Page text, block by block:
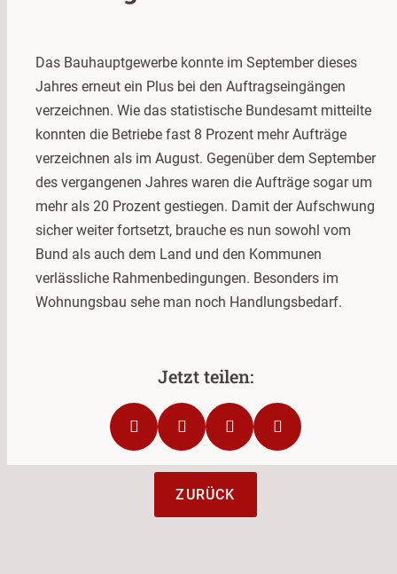
Das Bauhauptgewerbe konnte im September dieses
Jahres erneut ein Plus bei den Auftragseingängen
verzeichnen. Wie das statistische Bundesamt mitteilte
konnten die Betriebe fast 8 Prozent mehr Aufträge
verzeichnen als im August. Gegenüber dem September
des vergangenen Jahres waren die Aufträge sogar um
mehr als 20 Prozent gestiegen. Damit der Aufschwung
sicher weiter fortsetzt, brauche es nun sowohl vom
Bund als auch dem Land und den Kommunen
verlässliche Rahmenbedingungen. Besonders im
Wohnungsbau sehe man noch Handlungsbedarf.
ZURÜCK